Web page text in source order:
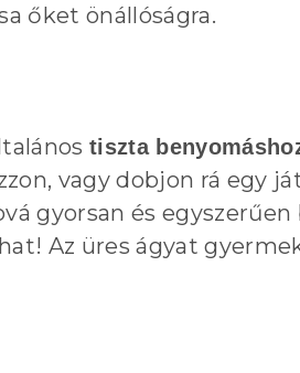
őket önállóságra.
tiszta
vagy dobjon rá egy
gyorsan és
Az üres ágyat